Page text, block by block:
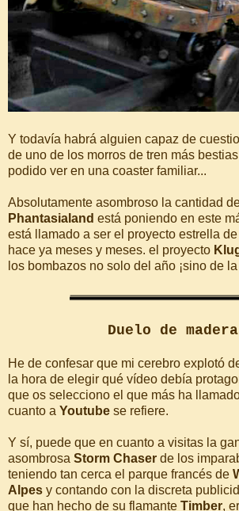
Y todavía habrá alguien capaz de
de uno de los morros de tren más
podido ver en una coaster familiar...
Absolutamente asombroso la cantidad
Phantasialand está poniendo en este
está llamado a ser el proyecto estrella
hace ya meses y meses. el proyecto
los bombazos no solo del año ¡sino de
Duelo de
He de confesar que mi cerebro explotó
la hora de elegir qué vídeo debía
que os selecciono el que más ha
cuanto a Youtube se refiere.
Y sí, puede que en cuanto a visitas la
asombrosa Storm Chaser de los
teniendo tan cerca el parque francés de
Alpes y contando con la discreta
que han hecho de su flamante Timber,